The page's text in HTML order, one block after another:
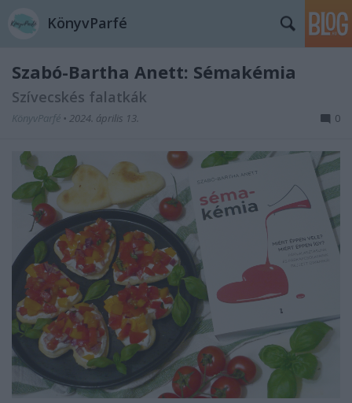
KönyvParfé
Szabó-Bartha Anett: Sémakémia
Szívecskés falatkák
KönyvParfé • 2024. április 13. 0